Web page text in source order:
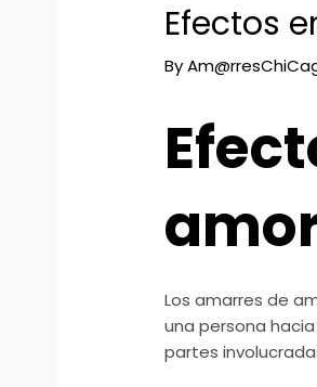
Efectos
By
Los amarres de
una persona
partes